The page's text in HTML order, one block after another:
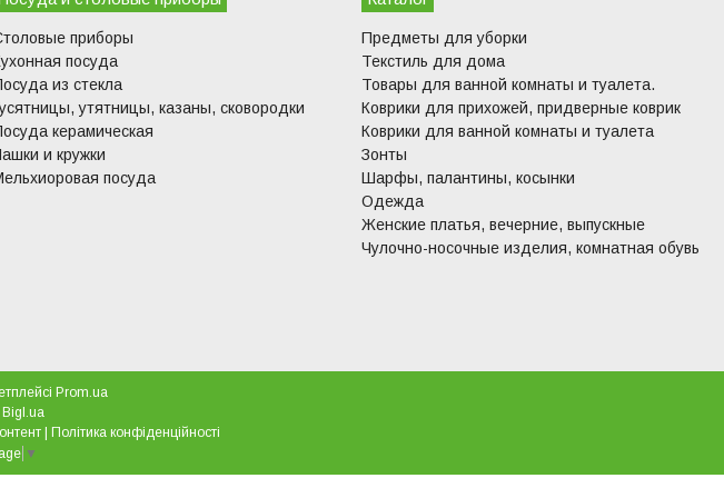
приборы
посуда
из стекла
утятницы, казаны, сковородки
керамическая
и кружки
посуда
Предметы для уборки
Текстиль для дома
Товары для ванной комнаты и туалета.
Коврики для прихожей, придверные коврик
Коврики для ванной комнаты и туалета
Зонты
Шарфы, палантины, косынки
Одежда
Женские платья, вечерние, выпускные
Чулочно-носочные изделия, комнатная обувь
Prom.ua
Політика конфіденційності
▼